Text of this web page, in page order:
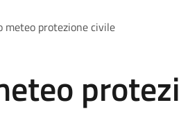
meteo protezione civile